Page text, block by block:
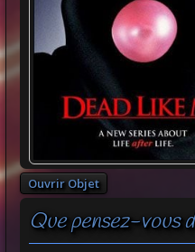
Ouvrir Objet
Que pensez-vous